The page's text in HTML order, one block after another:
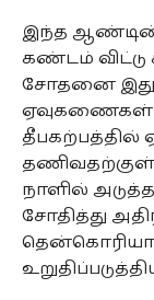
இந்த ஆண்டின்
கண்டம்
சோதனை
தீபகற்பத்தில்
தணிவதற்குள்
நாளில்
சோதித்து